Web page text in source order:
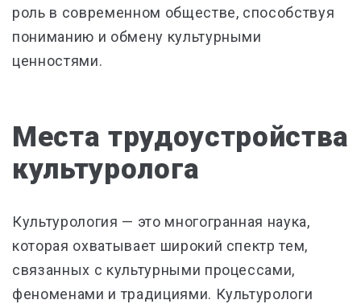
роль в современном обществе, способствуя
пониманию и обмену культурными
ценностями.
Места трудоустройства
культуролога
Культурология — это многогранная наука,
которая охватывает широкий спектр тем,
связанных с культурными процессами,
феноменами и традициями. Культурологи